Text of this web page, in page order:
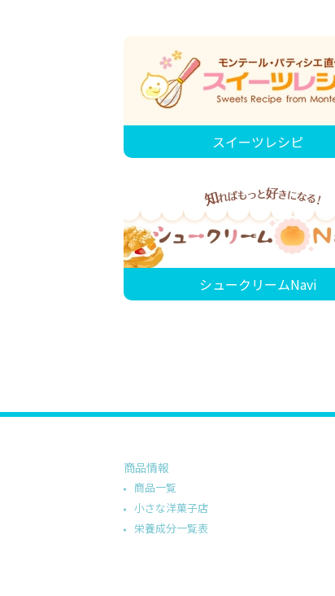
スイーツレシピ
シュークリームNavi
商品情報
商品一覧
小さな洋菓子店
栄養成分一覧表